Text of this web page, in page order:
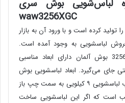
لباس‌شویی بوش سری
waw3256XGC
کمپانی بوش لباسشویی سری ۸ را تولید کرده است و با ورود آن به بازار
لباسشویی به وجود آمده است.
ماشین لباسشویی 9 کیلویی 3256 بوش آلمان دارای ابعاد مناسبی
جای می‌گیرد. ابعاد لباسشویی بوش
به‌صورت 85×60×60 است و درب لباسشویی ۹ کیلویی به سمت چپ باز
است که اگر این لباسشویی ساخت